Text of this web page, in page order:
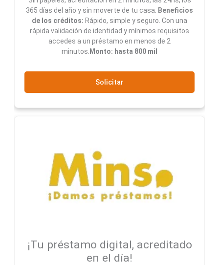
365 días del año y sin moverte de tu casa.
Beneficios
de los créditos: Rápido, simple y seguro. Con una
rápida validación de identidad y mínimos requisitos
accedes a un préstamo en menos de 2
minutos. Monto: hasta 800 mil
Solicitar
¡Tu préstamo digital, acreditado
en el día!